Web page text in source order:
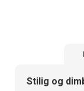
Stilig og